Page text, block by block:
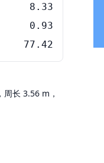
8.33
0.93
77.42
长 3.56 m，